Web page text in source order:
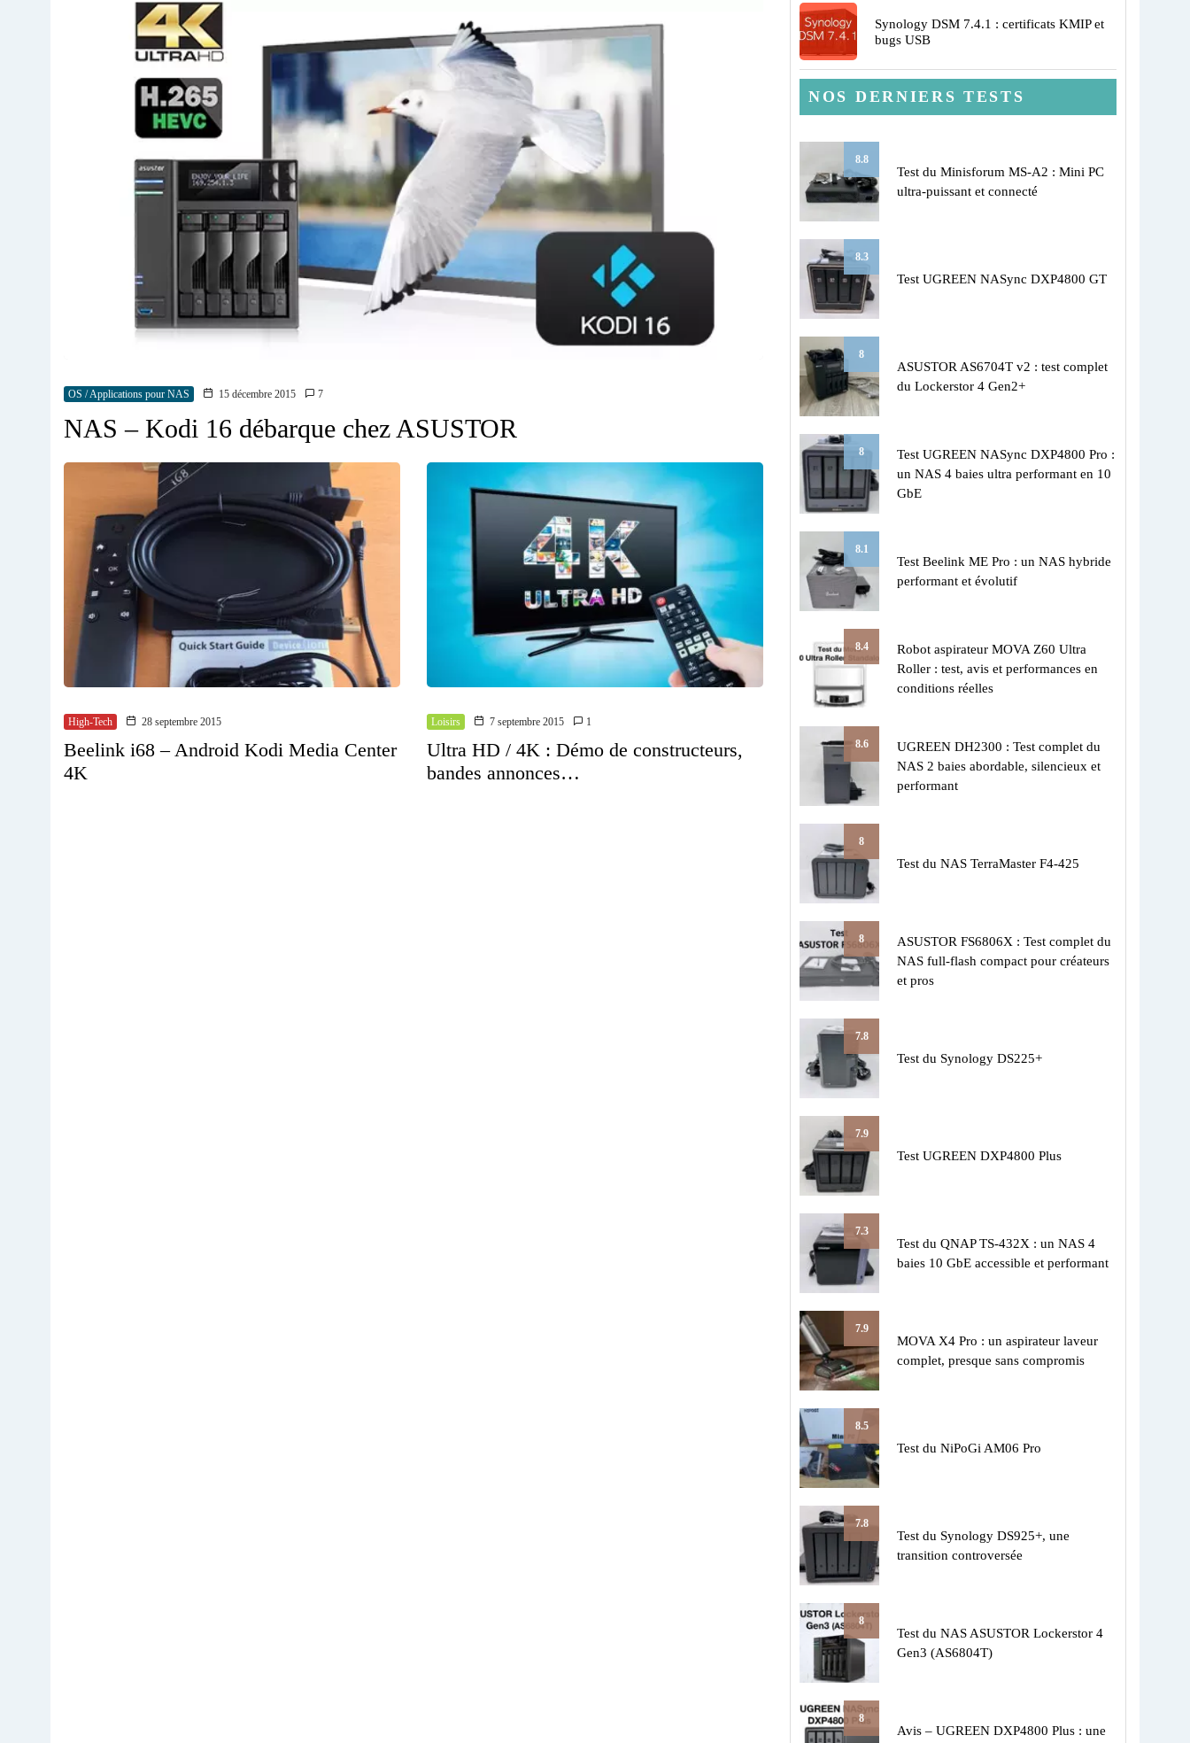
OS / Applications pour NAS 15 décembre 2015 7
NAS – Kodi 16 débarque chez ASUSTOR
High-Tech 28 septembre 2015
Beelink i68 – Android Kodi Media Center
4K
Loisirs 7 septembre 2015 1
Ultra HD / 4K : Démo de constructeurs,
bandes annonces…
Synology DSM 7.4.1 : certificats KMIP et
bugs USB
NOS DERNIERS TESTS
8.8
Test du Minisforum MS-A2 : Mini PC
ultra-puissant et connecté
8.3
Test UGREEN NASync DXP4800 GT
8
ASUSTOR AS6704T v2 : test complet
du Lockerstor 4 Gen2+
8
Test UGREEN NASync DXP4800 Pro :
un NAS 4 baies ultra performant en 10
GbE
8.1
Test Beelink ME Pro : un NAS hybride
performant et évolutif
8.4
Robot aspirateur MOVA Z60 Ultra
Roller : test, avis et performances en
conditions réelles
8.6
UGREEN DH2300 : Test complet du
NAS 2 baies abordable, silencieux et
performant
8
Test du NAS TerraMaster F4-425
8
ASUSTOR FS6806X : Test complet du
NAS full-flash compact pour créateurs
et pros
7.8
Test du Synology DS225+
7.9
Test UGREEN DXP4800 Plus
7.3
Test du QNAP TS-432X : un NAS 4
baies 10 GbE accessible et performant
7.9
MOVA X4 Pro : un aspirateur laveur
complet, presque sans compromis
8.5
Test du NiPoGi AM06 Pro
7.8
Test du Synology DS925+, une
transition controversée
8
Test du NAS ASUSTOR Lockerstor 4
Gen3 (AS6804T)
8
Avis – UGREEN DXP4800 Plus : une